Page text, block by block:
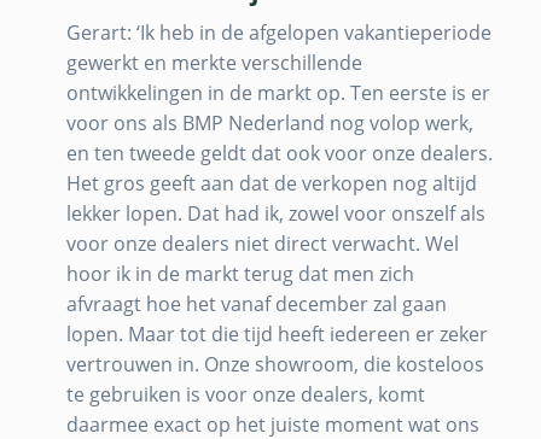
Gerart: ‘Ik heb in de afgelopen vakantieperiode
gewerkt en merkte verschillende
ontwikkelingen in de markt op. Ten eerste is er
voor ons als BMP Nederland nog volop werk,
en ten tweede geldt dat ook voor onze dealers.
Het gros geeft aan dat de verkopen nog altijd
lekker lopen. Dat had ik, zowel voor onszelf als
voor onze dealers niet direct verwacht. Wel
hoor ik in de markt terug dat men zich
afvraagt hoe het vanaf december zal gaan
lopen. Maar tot die tijd heeft iedereen er zeker
vertrouwen in. Onze showroom, die kosteloos
te gebruiken is voor onze dealers, komt
daarmee exact op het juiste moment wat ons